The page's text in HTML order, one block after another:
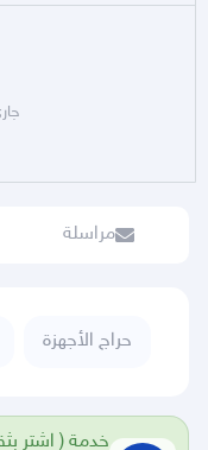
مراسلة
حراج الأجهزة
خدمة ( اشتر